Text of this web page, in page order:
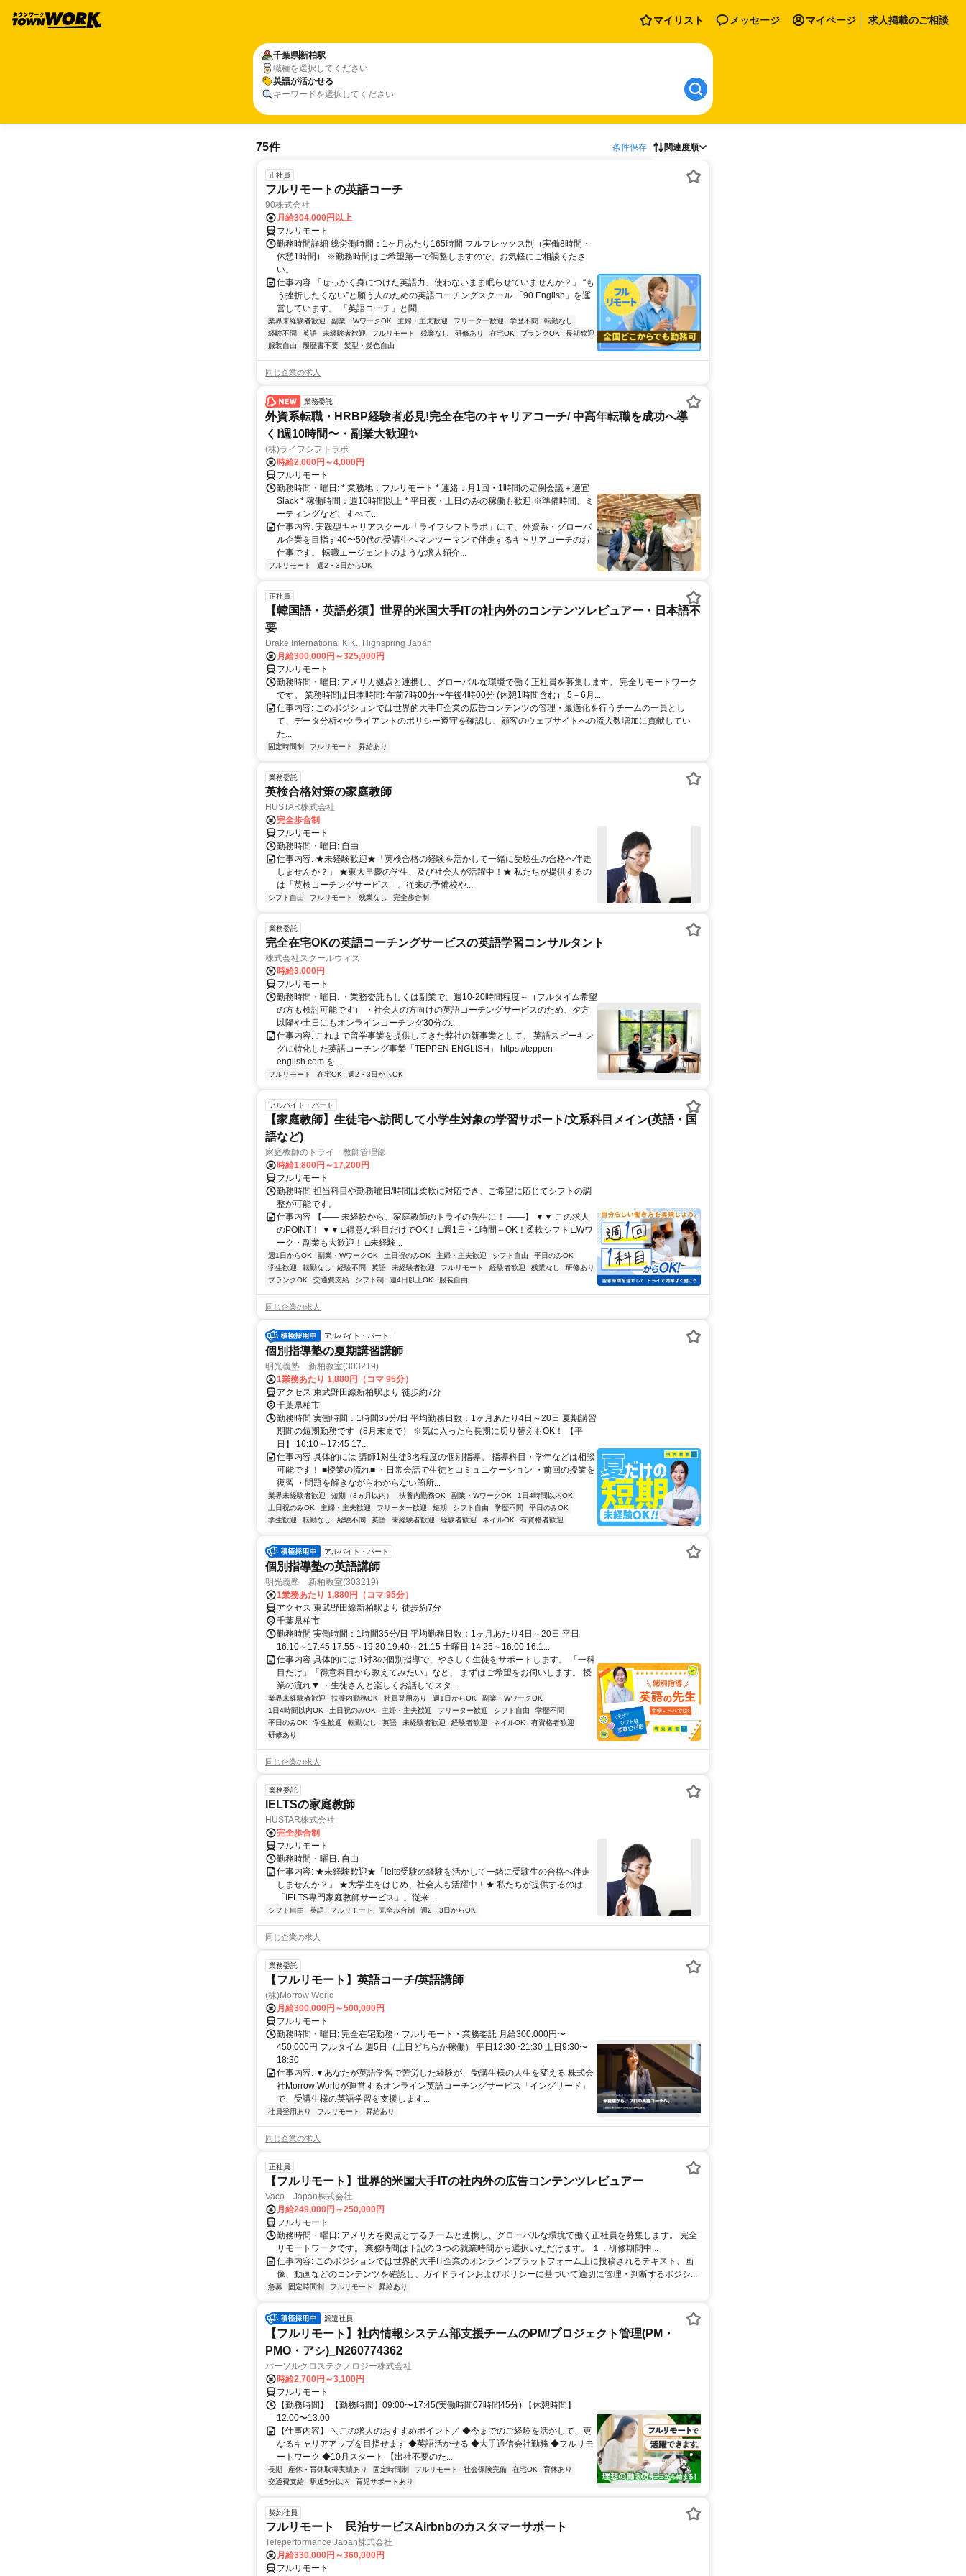
マイリスト メッセージ マイページ 求人掲載のご相談
千葉県新柏駅
職種を選択してください
英語が活かせる
キーワードを選択してください
75件 条件保存 関連度順
正社員
フルリモートの英語コーチ
90株式会社
月給304,000円以上
フルリモート
勤務時間詳細 総労働時間：1ヶ月あたり165時間 フルフレックス制（実働8時間・
休憩1時間） ※勤務時間はご希望第一で調整しますので、お気軽にご相談くださ
い。
仕事内容 「せっかく身につけた英語力、使わないまま眠らせていませんか？」 “も
う挫折したくない”と願う人のための英語コーチングスクール 「90 English」を運
営しています。 「英語コーチ」と聞...
業界未経験者歓迎 副業・WワークOK 主婦・主夫歓迎 フリーター歓迎 学歴不問
転勤なし
経験不問
英語 未経験者歓迎 フルリモート 残業なし 研修あり 在宅OK ブランクOK
長期歓迎
服装自由
履歴書不要 髪型・髪色自由
同じ企業の求人
業務委託
外資系転職・HRBP経験者必見!完全在宅のキャリアコーチ/ 中高年転職を成功へ導
く!週10時間〜・副業大歓迎✨
(株)ライフシフトラボ
時給2,000円～4,000円
フルリモート
勤務時間・曜日: * 業務地：フルリモート * 連絡：月1回・1時間の定例会議＋適宜
Slack * 稼働時間：週10時間以上 * 平日夜・土日のみの稼働も歓迎 ※準備時間、ミ
ーティングなど、すべて...
仕事内容: 実践型キャリアスクール「ライフシフトラボ」にて、外資系・グローバ
ル企業を目指す40〜50代の受講生へマンツーマンで伴走するキャリアコーチのお
仕事です。 転職エージェントのような求人紹介...
フルリモート 週2・3日からOK
正社員
【韓国語・英語必須】世界的米国大手ITの社内外のコンテンツレビュアー・日本語不
要
Drake International K.K., Highspring Japan
月給300,000円～325,000円
フルリモート
勤務時間・曜日: アメリカ拠点と連携し、グローバルな環境で働く正社員を募集します。 完全リモートワーク
です。 業務時間は日本時間: 午前7時00分〜午後4時00分 (休憩1時間含む） 5－6月...
仕事内容: このポジションでは世界的大手IT企業の広告コンテンツの管理・最適化を行うチームの一員とし
て、データ分析やクライアントのポリシー遵守を確認し、顧客のウェブサイトへの流入数増加に貢献してい
た...
固定時間制 フルリモート 昇給あり
業務委託
英検合格対策の家庭教師
HUSTAR株式会社
完全歩合制
フルリモート
勤務時間・曜日: 自由
仕事内容: ★未経験歓迎★「英検合格の経験を活かして一緒に受験生の合格へ伴走
しませんか？」 ★東大早慶の学生、及び社会人が活躍中！★ 私たちが提供するの
は「英検コーチングサービス」。従来の予備校や...
シフト自由 フルリモート 残業なし 完全歩合制
業務委託
完全在宅OKの英語コーチングサービスの英語学習コンサルタント
株式会社スクールウィズ
時給3,000円
フルリモート
勤務時間・曜日: ・業務委託もしくは副業で、週10-20時間程度～（フルタイム希望
の方も検討可能です） ・社会人の方向けの英語コーチングサービスのため、夕方
以降や土日にもオンラインコーチング30分の...
仕事内容: これまで留学事業を提供してきた弊社の新事業として、 英語スピーキン
グに特化した英語コーチング事業「TEPPEN ENGLISH」 https://teppen-
english.com を...
フルリモート 在宅OK 週2・3日からOK
アルバイト・パート
【家庭教師】生徒宅へ訪問して小学生対象の学習サポート/文系科目メイン(英語・国
語など)
家庭教師のトライ 教師管理部
時給1,800円～17,200円
フルリモート
勤務時間 担当科目や勤務曜日/時間は柔軟に対応でき、ご希望に応じてシフトの調
整が可能です。
仕事内容 【―― 未経験から、家庭教師のトライの先生に！ ――】 ▼▼ この求人
のPOINT！ ▼▼ □得意な科目だけでOK！ □週1日・1時間～OK！柔軟シフト □Wワ
ーク・副業も大歓迎！ □未経験...
週1日からOK 副業・WワークOK 土日祝のみOK 主婦・主夫歓迎 シフト自由
平日のみOK
学生歓迎
転勤なし 経験不問 英語 未経験者歓迎 フルリモート 経験者歓迎 残業なし
研修あり
ブランクOK
交通費支給 シフト制 週4日以上OK 服装自由
同じ企業の求人
アルバイト・パート
個別指導塾の夏期講習講師
明光義塾 新柏教室(303219)
1業務あたり 1,880円（コマ 95分）
アクセス 東武野田線新柏駅より 徒歩約7分
千葉県柏市
勤務時間 実働時間：1時間35分/日 平均勤務日数：1ヶ月あたり4日～20日 夏期講習
期間の短期勤務です（8月末まで） ※気に入ったら長期に切り替えもOK！ 【平
日】 16:10～17:45 17...
仕事内容 具体的には 講師1対生徒3名程度の個別指導。 指導科目・学年などは相談
可能です！ ■授業の流れ■ ・日常会話で生徒とコミュニケーション ・前回の授業を
復習 ・問題を解きながらわからない箇所...
業界未経験者歓迎 短期（3ヵ月以内） 扶養内勤務OK 副業・WワークOK
1日4時間以内OK
土日祝のみOK
主婦・主夫歓迎 フリーター歓迎 短期 シフト自由 学歴不問
平日のみOK
学生歓迎
転勤なし 経験不問 英語 未経験者歓迎 経験者歓迎 ネイルOK 有資格者歓迎
アルバイト・パート
個別指導塾の英語講師
明光義塾 新柏教室(303219)
1業務あたり 1,880円（コマ 95分）
アクセス 東武野田線新柏駅より 徒歩約7分
千葉県柏市
勤務時間 実働時間：1時間35分/日 平均勤務日数：1ヶ月あたり4日～20日 平日
16:10～17:45 17:55～19:30 19:40～21:15 土曜日 14:25～16:00 16:1...
仕事内容 具体的には 1対3の個別指導で、やさしく生徒をサポートします。 「一科
目だけ」「得意科目から教えてみたい」など、 まずはご希望をお伺いします。 授
業の流れ▼ ・生徒さんと楽しくお話してスタ...
業界未経験者歓迎 扶養内勤務OK 社員登用あり 週1日からOK
副業・WワークOK
1日4時間以内OK
土日祝のみOK 主婦・主夫歓迎 フリーター歓迎 シフト自由
学歴不問
平日のみOK
学生歓迎 転勤なし 英語 未経験者歓迎 経験者歓迎 ネイルOK
有資格者歓迎
研修あり
同じ企業の求人
業務委託
IELTSの家庭教師
HUSTAR株式会社
完全歩合制
フルリモート
勤務時間・曜日: 自由
仕事内容: ★未経験歓迎★「ielts受験の経験を活かして一緒に受験生の合格へ伴走
しませんか？」 ★大学生をはじめ、社会人も活躍中！★ 私たちが提供するのは
「IELTS専門家庭教師サービス」。従来...
シフト自由 英語 フルリモート 完全歩合制 週2・3日からOK
同じ企業の求人
業務委託
【フルリモート】英語コーチ/英語講師
(株)Morrow World
月給300,000円～500,000円
フルリモート
勤務時間・曜日: 完全在宅勤務・フルリモート・業務委託 月給300,000円〜
450,000円 フルタイム 週5日（土日どちらか稼働） 平日12:30~21:30 土日9:30〜
18:30
仕事内容: ▼あなたが英語学習で苦労した経験が、受講生様の人生を変える 株式会
社Morrow Worldが運営するオンライン英語コーチングサービス「イングリード」
で、受講生様の英語学習を支援します...
社員登用あり フルリモート 昇給あり
同じ企業の求人
正社員
【フルリモート】世界的米国大手ITの社内外の広告コンテンツレビュアー
Vaco Japan株式会社
月給249,000円～250,000円
フルリモート
勤務時間・曜日: アメリカを拠点とするチームと連携し、グローバルな環境で働く正社員を募集します。 完全
リモートワークです。 業務時間は下記の３つの就業時間から選択いただけます。 １．研修期間中...
仕事内容: このポジションでは世界的大手IT企業のオンラインプラットフォーム上に投稿されるテキスト、画
像、動画などのコンテンツを確認し、ガイドラインおよびポリシーに基づいて適切に管理・判断するポジシ...
急募 固定時間制 フルリモート 昇給あり
派遣社員
【フルリモート】社内情報システム部支援チームのPM/プロジェクト管理(PM・
PMO・アシ)_N260774362
パーソルクロステクノロジー株式会社
時給2,700円～3,100円
フルリモート
【勤務時間】 【勤務時間】09:00〜17:45(実働時間07時間45分) 【休憩時間】
12:00〜13:00
【仕事内容】 ＼この求人のおすすめポイント／ ◆今までのご経験を活かして、更
なるキャリアアップを目指せます ◆英語活かせる ◆大手通信会社勤務 ◆フルリモ
ートワーク ◆10月スタート 【出社不要のた...
長期 産休・育休取得実績あり 固定時間制 フルリモート 社会保険完備 在宅OK
育休あり
交通費支給
駅近5分以内 育児サポートあり
契約社員
フルリモート 民泊サービスAirbnbのカスタマーサポート
Teleperformance Japan株式会社
月給330,000円～360,000円
フルリモート